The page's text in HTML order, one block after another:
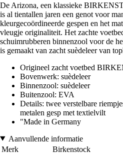
De Arizona, een klassieke
is al tientallen jaren een genot voor
kleurgecoördineerde gespen en het
vleugje originaliteit. Het zachte
schuimrubberen binnenzool voor de
is gemaakt van zacht suèdeleer van
Origineel zacht voetbed
Bovenwerk: suèdeleer
Binnenzool: suèdeleer
Buitenzool: EVA
Details: twee verstelbare
metalen gesp met textielvilt
"Made in Germany
Aanvullende informatie
Merk
Birkenstock